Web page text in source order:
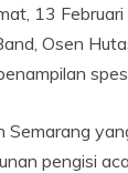
13
Osen
Semarang
pengisi